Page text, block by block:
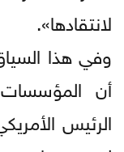
لانتقادها».
وفي هذا
أن
الرئيس